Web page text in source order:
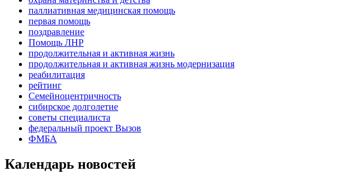
паллиативная медицинская помощь
первая помощь
поздравление
Помощь ЛНР
продолжительная и активная жизнь
продолжительная и активная жизнь модернизация
реабилитация
рейтинг
Семейноцентричность
сибирское долголетие
советы специалиста
федеральный проект Вызов
ФМБА
Календарь новостей